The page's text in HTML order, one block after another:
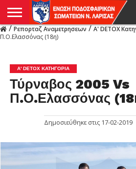
Η
ΕΝΩΣΗ
ΑΓΩΝΙΣΤΙΚΑ
ΜΙΚΤΉ
ΔΙΑΙΤΗΣΙΑ
ΠΡΩΤΑΘΛΗΜΑΤΑ
ΥΠΟΔΟΜΕΣ
ΚΥΠΕΛΛΟ
ΑΜΕΣΑ
LIVE
ΝΕΑ
ΠΡΩΤΑΘΛΗΜΑΤΑ
ΚΥΠΕΛΛΟ
ΥΠΟΔΟΜΕΣ
ΠΕΙΘΑΡΧΙΚΟ
ΜΙΚΤΗ
ΠΑΡΑΤΗΡΗΤΕΣ
ΠΡΟΠΟΝΗΤΕΣ
ΔΙΑΙΤΗΤΕΣ
VIDEO
ΓΕΝΙΚΑ
ΑΦΙΕΡΩΜΑΤΑ
ΕΚΔΗΛΩΣΕΙΣ
ΕΠΙΚΟΙΝΩΝΙΑ
/Ρεπορταζ Αναμετρησεων/Α' DETOX
Π.Ο.Ελασσόνας (18η)
Α' DETOX ΚΑΤΗΓΟΡΊΑ
Τύρναβος 2005 Vs
Π.Ο.Ελασσόνας
Δημοσιεύθηκε στις 17-02-2019